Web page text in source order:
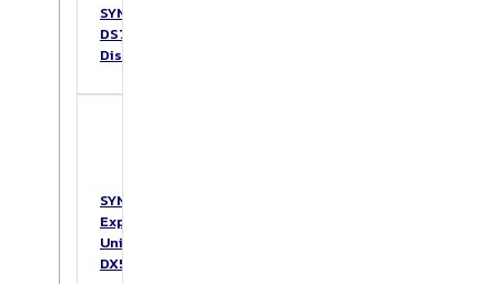
SYNOLOGY
DS725+
DiskStation
SYNOLOGY
Expansion
Unit
DX517